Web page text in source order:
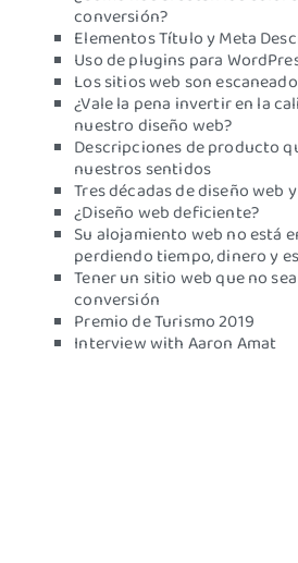
conversión?
Elementos Título y Meta
Uso de plugins para
Los sitios web son
¿Vale la pena invertir en la
nuestro diseño web?
Descripciones de producto
nuestros sentidos
Tres décadas de diseño web
¿Diseño web deficiente?
Su alojamiento web no está
perdiendo tiempo, dinero y
Tener un sitio web que no
conversión
Premio de Turismo 2019
Interview with Aaron Amat